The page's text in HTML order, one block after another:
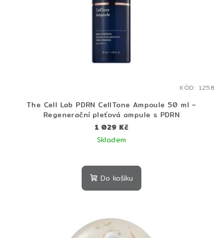
The Cell Lab PDRN CellTone Ampoule 50 ml –
Regenerační pleťová ampule s PDRN
1 029 Kč
Skladem
Do košíku
KÓD: 1258